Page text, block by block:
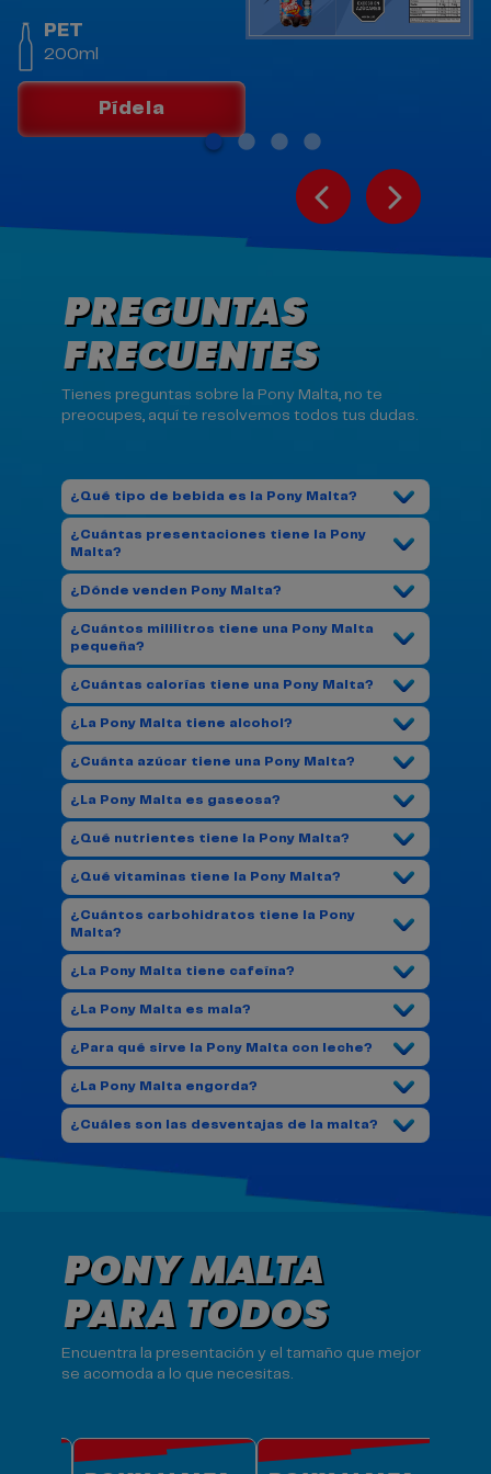
PET
200ml
Pídela
PREGUNTAS
FRECUENTES
Tienes preguntas sobre la Pony Malta, no te
preocupes, aquí te resolvemos todos tus dudas.
¿Qué tipo de bebida es la Pony Malta?
¿Cuántas presentaciones tiene la Pony
Malta?
¿Dónde venden Pony Malta?
¿Cuántos mililitros tiene una Pony Malta
pequeña?
¿Cuántas calorías tiene una Pony Malta?
¿La Pony Malta tiene alcohol?
¿Cuánta azúcar tiene una Pony Malta?
¿La Pony Malta es gaseosa?
¿Qué nutrientes tiene la Pony Malta?
¿Qué vitaminas tiene la Pony Malta?
¿Cuántos carbohidratos tiene la Pony
Malta?
¿La Pony Malta tiene cafeína?
¿La Pony Malta es mala?
¿Para qué sirve la Pony Malta con leche?
¿La Pony Malta engorda?
¿Cuáles son las desventajas de la malta?
PONY MALTA
PARA TODOS
Encuentra la presentación y el tamaño que mejor
se acomoda a lo que necesitas.